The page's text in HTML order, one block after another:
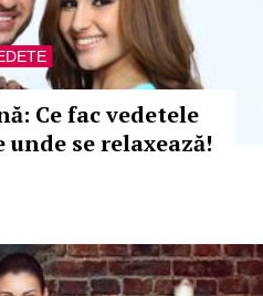
Ce fac vedetele
unde se relaxează!